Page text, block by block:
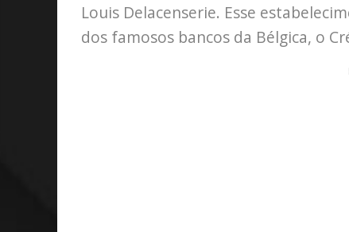
Louis Delacenserie. Esse
dos famosos bancos da Bélgica, o